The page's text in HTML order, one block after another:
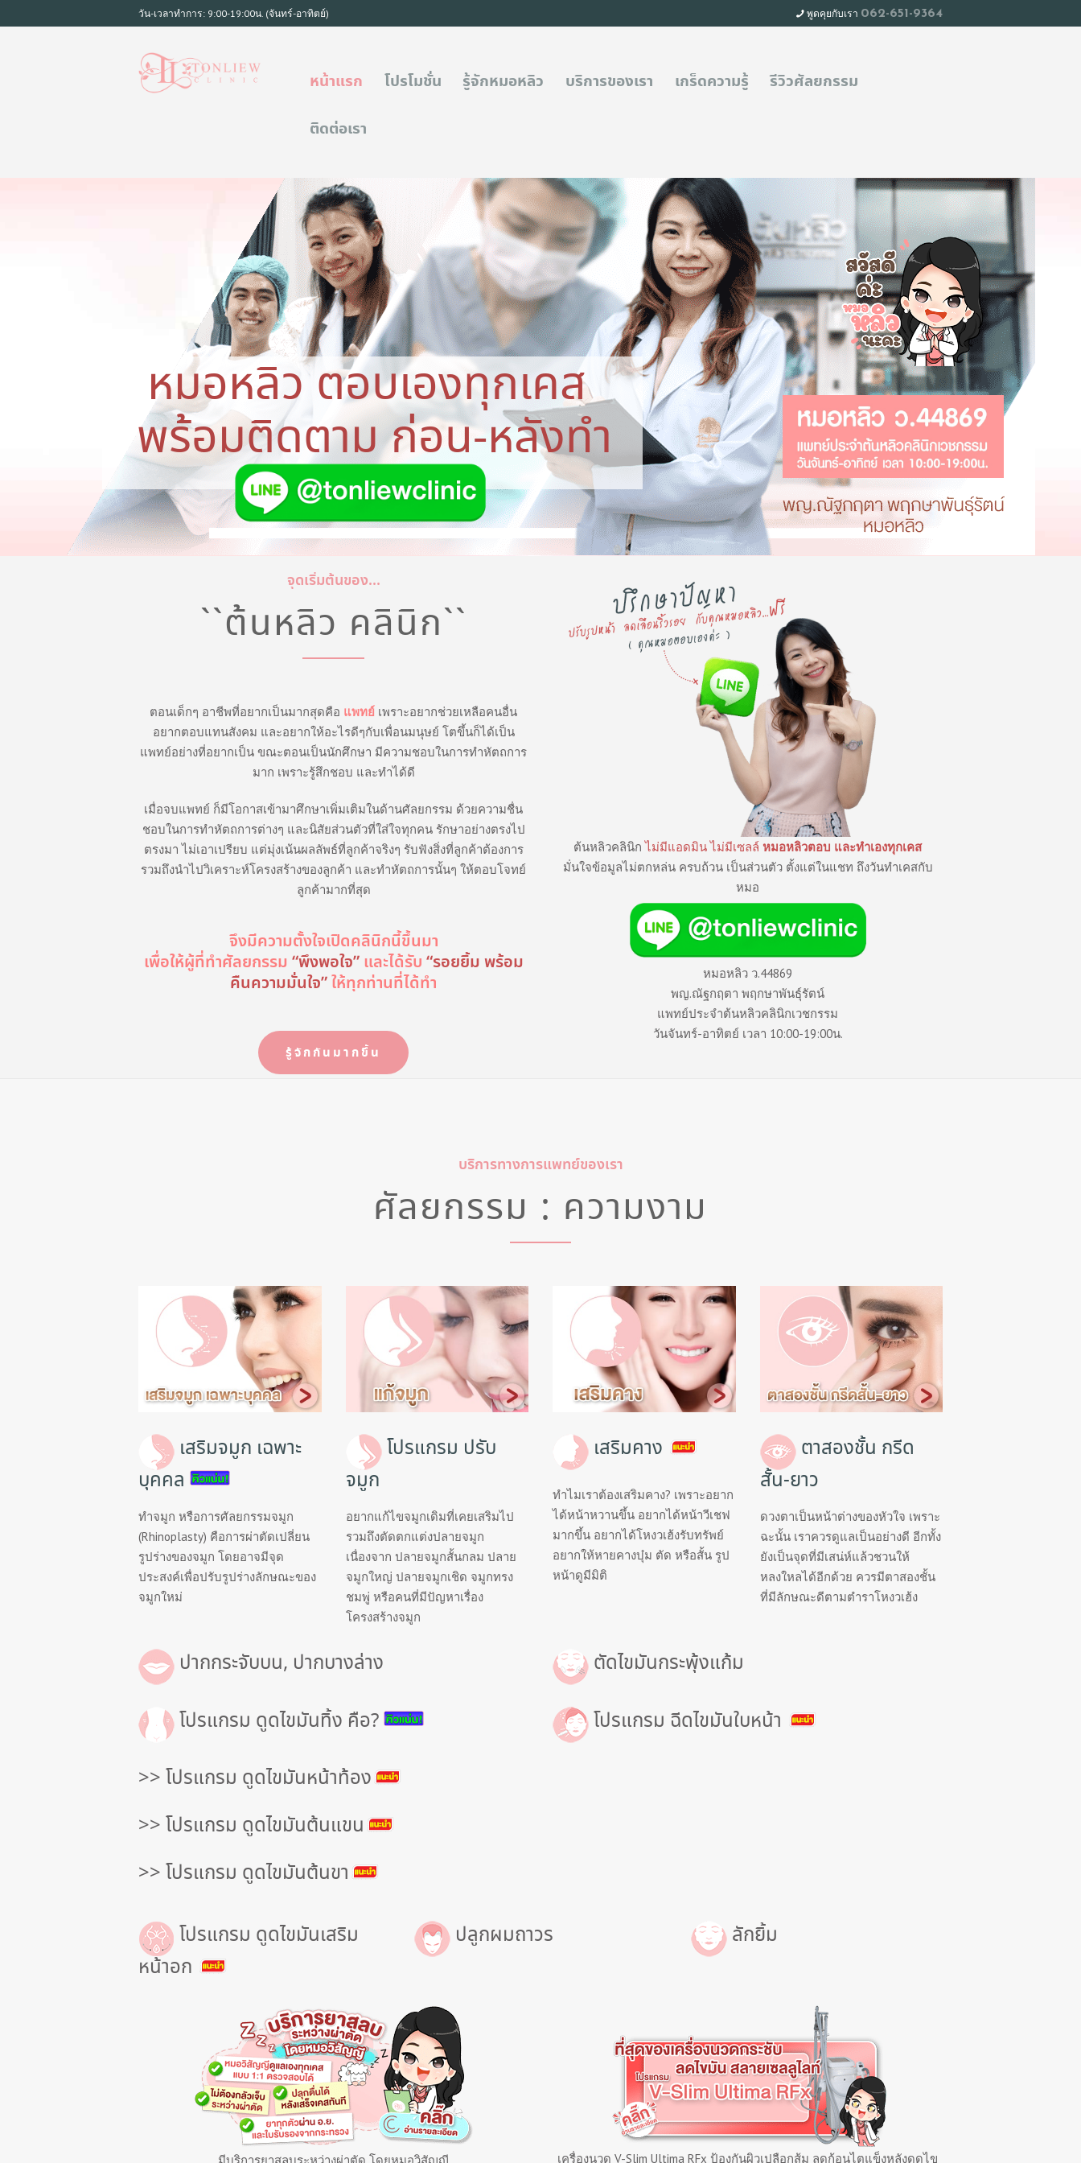
วัน-เวลาทำการ: 9:00-19:00น. (จันทร์-อาทิตย์) พูดคุยกับเรา 062-651-9364
หน้าแรก โปรโมชั่น รู้จักหมอหลิว บริการของเรา เกร็ดความรู้ รีวิวศัลยกรรม
ติดต่อเรา
หมอหลิว ตอบเองทุกเคส
พร้อมติดตาม ก่อน-หลังทำ
จุดเริ่มต้นของ...
``ต้นหลิว คลินิก``
ตอนเด็กๆ อาชีพที่อยากเป็นมากสุดคือ แพทย์ เพราะอยากช่วยเหลือคนอื่น
อยากตอบแทนสังคม และอยากให้อะไรดีๆกับเพื่อนมนุษย์ โตขึ้นก็ได้เป็น
แพทย์อย่างที่อยากเป็น ขณะตอนเป็นนักศึกษา มีความชอบในการทำหัตถการ
มาก เพราะรู้สึกชอบ และทำได้ดี
เมื่อจบแพทย์ ก็มีโอกาสเข้ามาศึกษาเพิ่มเติมในด้านศัลยกรรม ด้วยความชื่น
ชอบในการทำหัตถการต่างๆ และนิสัยส่วนตัวที่ใส่ใจทุกคน รักษาอย่างตรงไป
ตรงมา ไม่เอาเปรียบ แต่มุ่งเน้นผลลัพธ์ที่ลูกค้าจริงๆ รับฟังสิ่งที่ลูกค้าต้องการ
รวมถึงนำไปวิเคราะห์โครงสร้างของลูกค้า และทำหัตถการนั้นๆ ให้ตอบโจทย์
ลูกค้ามากที่สุด
จึงมีความตั้งใจเปิดคลินิกนี้ขึ้นมา
เพื่อให้ผู้ที่ทำศัลยกรรม “พึงพอใจ”และได้รับ “รอยยิ้ม พร้อม
คืนความมั่นใจ”ให้ทุกท่านที่ได้ทำ
รู้จักกันมากขึ้น
ต้นหลิวคลินิกไม่มีแอดมิน ไม่มีเซลล์ หมอหลิวตอบ และทำเองทุกเคส
มั่นใจข้อมูลไม่ตกหล่น ครบถ้วน เป็นส่วนตัว ตั้งแต่ในแชท ถึงวันทำเคสกับ
หมอ
หมอหลิว ว.44869
พญ.ณัฐกฤตา พฤกษาพันธุ์รัตน์
แพทย์ประจำต้นหลิวคลินิกเวชกรรม
วันจันทร์-อาทิตย์ เวลา 10:00-19:00น.
บริการทางการแพทย์ของเรา
ศัลยกรรม : ความงาม
เสริมจมูก เฉพาะ
บุคคล
ทำจมูก หรือการศัลยกรรมจมูก
(Rhinoplasty) คือการผ่าตัดเปลี่ยน
รูปร่างของจมูก โดยอาจมีจุด
ประสงค์เพื่อปรับรูปร่างลักษณะของ
จมูกใหม่
โปรแกรม ปรับ
จมูก
อยากแก้ไขจมูกเดิมที่เคยเสริมไป
รวมถึงตัดตกแต่งปลายจมูก
เนื่องจาก ปลายจมูกสั้นกลม ปลาย
จมูกใหญ่ ปลายจมูกเชิด จมูกทรง
ชมพู่ หรือคนที่มีปัญหาเรื่อง
โครงสร้างจมูก
เสริมคาง
ทำไมเราต้องเสริมคาง? เพราะอยาก
ได้หน้าหวานขึ้น อยากได้หน้าวีเชฟ
มากขึ้น อยากได้โหงวเฮ้งรับทรัพย์
อยากให้หายคางบุ๋ม ตัด หรือสั้น รูป
หน้าดูมีมิติ
ตาสองชั้น กรีด
สั้น-ยาว
ดวงตาเป็นหน้าต่างของหัวใจ เพราะ
ฉะนั้น เราควรดูแลเป็นอย่างดี อีกทั้ง
ยังเป็นจุดที่มีเสน่ห์แล้วชวนให้
หลงใหลได้อีกด้วย ควรมีตาสองชั้น
ที่มีลักษณะดีตามตำราโหงวเฮ้ง
ปากกระจับบน, ปากบางล่าง
โปรแกรม ดูดไขมันทิ้ง คือ?
>> โปรแกรม ดูดไขมันหน้าท้อง
>> โปรแกรม ดูดไขมันต้นแขน
>> โปรแกรม ดูดไขมันต้นขา
ตัดไขมันกระพุ้งแก้ม
โปรแกรม ฉีดไขมันใบหน้า
โปรแกรม ดูดไขมันเสริม
หน้าอก
ปลูกผมถาวร ลักยิ้ม
เครื่องนวด V-Slim Ultima RFx ป้องกันผิวเปลือกส้ม ลดก้อนไตแข็งหลังดูดไข